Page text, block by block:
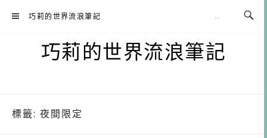
巧莉的世界流浪筆記
巧莉的世界流浪筆記
標籤: 夜間限定